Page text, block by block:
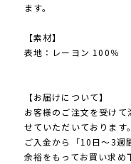
ます。
【素材】
表地：レーヨン 100％
【お届けについて】
お客様のご注文を受け
せていただいております。
ご入金から「10日～3週
余裕をもってお買い求め